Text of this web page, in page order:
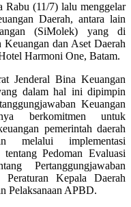
Rabu (11/7) lalu menggelar
Daerah, antara lain
(SiMolek) yang di
Keuangan dan Aset Daerah
Harmoni One, Batam.
Jenderal Bina Keuangan
dalam hal ini dipimpin
Keuangan
berkomitmen untuk
pemerintah daerah
melalui implementasi
Pedoman Evaluasi
Pertanggungjawaban
Peraturan Kepala Daerah
Pelaksanaan APBD.